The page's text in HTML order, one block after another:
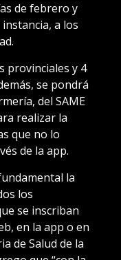
de febrero y
a los
provinciales y 4
se pondrá
del SAME
realizar la
que no lo
de la app.
la
los
se inscriban
en la app o en
de Salud de la